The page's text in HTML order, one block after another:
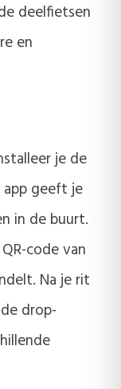
deelfietsen
en
je de
app geeft je
in de buurt.
code van
Na je rit
drop-